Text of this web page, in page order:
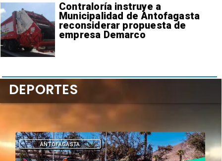
Contraloría instruye a
Municipalidad de Antofagasta
reconsiderar propuesta de
empresa Demarco
DEPORTES
DEPORTES